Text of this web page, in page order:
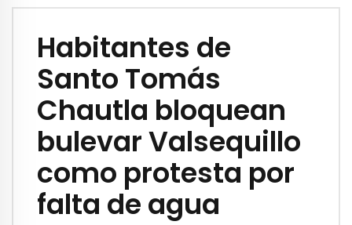
Habitantes de
Santo Tomás
Chautla bloquean
bulevar Valsequillo
como protesta por
falta de agua